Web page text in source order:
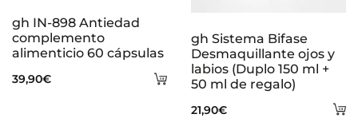
Añadir
gh IN-898 Antiedad
complemento
alimenticio 60 cápsulas
39,90€
gh Sistema Bifase
Desmaquillante ojos y
labios (Duplo 150 ml +
50 ml de regalo)
21,90€